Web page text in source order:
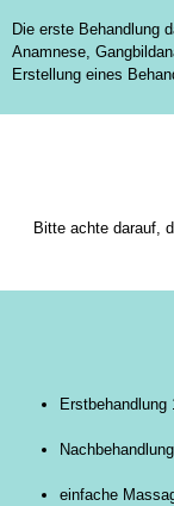
Die erste Behandlung
Anamnese,
Erstellung eines
Bitte achte darauf,
Erstbehandlung
einfache